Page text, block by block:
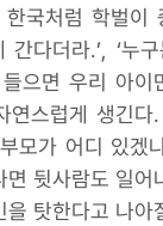
국처럼 학벌이
간다더라.’, ‘누
들으면 우리 아
연스럽게 생긴
모가 어디 있겠
면 뒷사람도 일어
을 탓한다고 나아